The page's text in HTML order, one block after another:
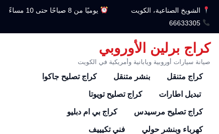
الشويخ الصناعية، الكويت
يوميًا من 8 صباحًا حتى 10 مساءً
66633305
كراج برلين الأوروبي
صيانة سيارات أوروبية ويابانية وأمريكية في الكويت
كراج متنقل بنشر متنقل كراج تصليح جاكوا
تبديل اطارات كراج تصليح تويوتا
كراج تصليح مرسيدس كراج بي ام دبليو
كهرباء وبنشر حولي فني تكيييف